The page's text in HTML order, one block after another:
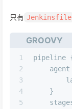
只有 Jenkinsfile
GROOVY
1
2
3
4
5
pipeline
agent
    }